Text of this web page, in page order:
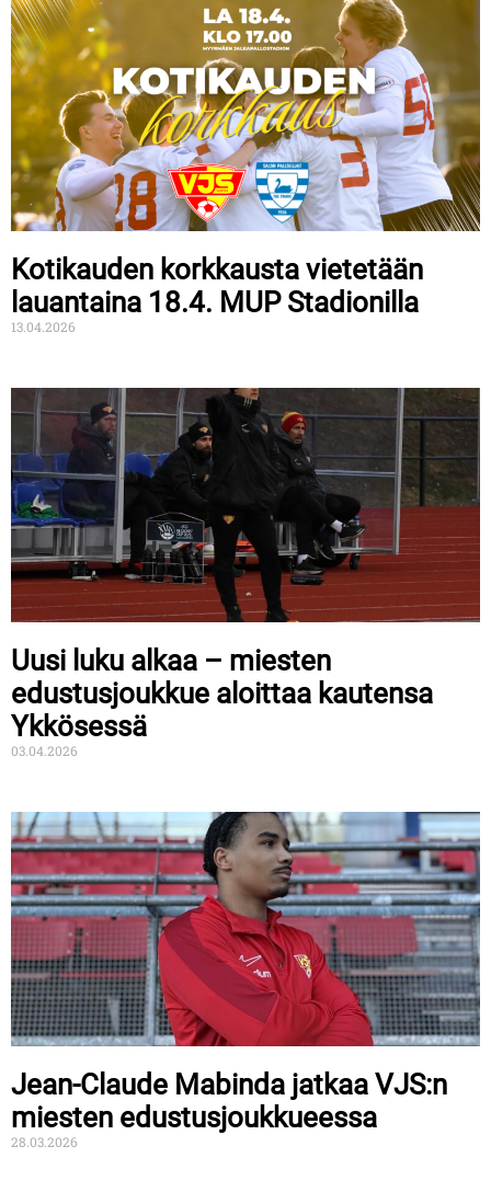
Kotikauden korkkausta vietetään
lauantaina 18.4. MUP Stadionilla
13.04.2026
Uusi luku alkaa – miesten
edustusjoukkue aloittaa kautensa
Ykkösessä
03.04.2026
Jean-Claude Mabinda jatkaa VJS:n
miesten edustusjoukkueessa
28.03.2026